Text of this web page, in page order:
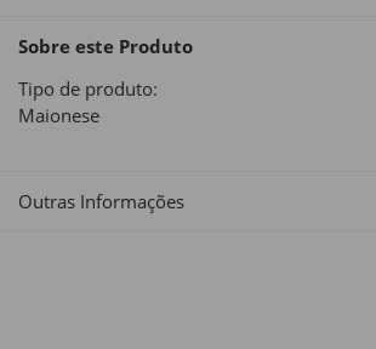
Sobre este Produto
Tipo de produto:
Maionese
Outras Informações